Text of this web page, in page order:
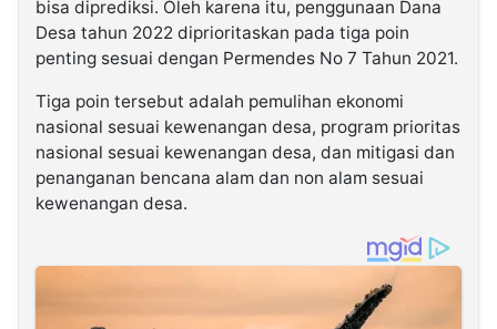
bisa diprediksi. Oleh karena itu, penggunaan Dana
Desa tahun 2022 diprioritaskan pada tiga poin
penting sesuai dengan Permendes No 7 Tahun 2021.
Tiga poin tersebut adalah pemulihan ekonomi
nasional sesuai kewenangan desa, program prioritas
nasional sesuai kewenangan desa, dan mitigasi dan
penanganan bencana alam dan non alam sesuai
kewenangan desa.